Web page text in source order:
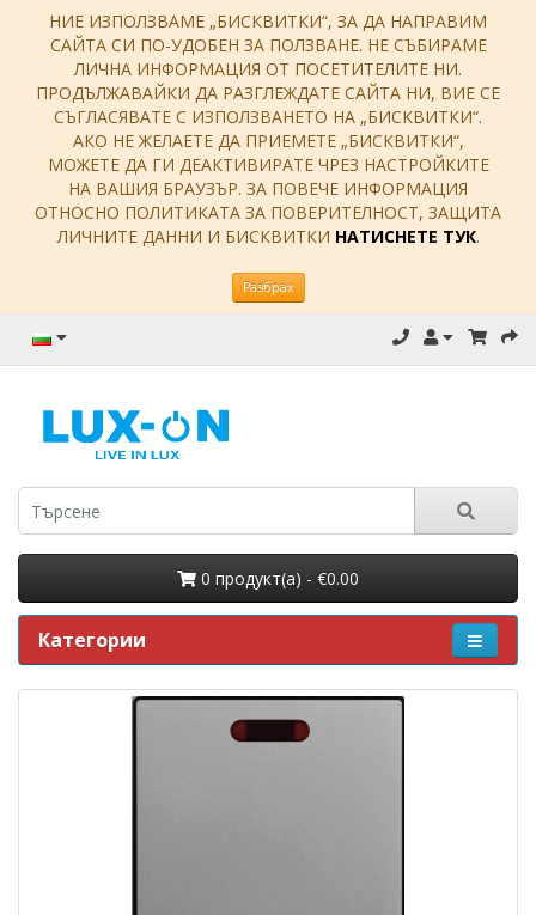
НИЕ ИЗПОЛЗВАМЕ „БИСКВИТКИ“, ЗА ДА НАПРАВИМ
САЙТА СИ ПО-УДОБЕН ЗА ПОЛЗВАНЕ. НЕ СЪБИРАМЕ
ЛИЧНА ИНФОРМАЦИЯ ОТ ПОСЕТИТЕЛИТЕ НИ.
ПРОДЪЛЖАВАЙКИ ДА РАЗГЛЕЖДАТЕ САЙТА НИ, ВИЕ СЕ
СЪГЛАСЯВАТЕ С ИЗПОЛЗВАНЕТО НА „БИСКВИТКИ“.
АКО НЕ ЖЕЛАЕТЕ ДА ПРИЕМЕТЕ „БИСКВИТКИ“,
МОЖЕТЕ ДА ГИ ДЕАКТИВИРАТЕ ЧРЕЗ НАСТРОЙКИТЕ
НА ВАШИЯ БРАУЗЪР. ЗА ПОВЕЧЕ ИНФОРМАЦИЯ
ОТНОСНО ПОЛИТИКАТА ЗА ПОВЕРИТЕЛНОСТ, ЗАЩИТА
ЛИЧНИТЕ ДАННИ И БИСКВИТКИ НАТИСНЕТЕ ТУК.
Разбрах
0 продукт(a) - €0.00
Категории